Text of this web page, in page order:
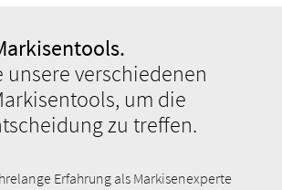
unsere verschiedenen
um die
zu treffen.
Erfahrung als Markisenexperte